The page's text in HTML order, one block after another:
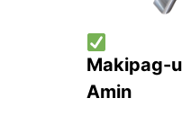
Makipag-
Amin